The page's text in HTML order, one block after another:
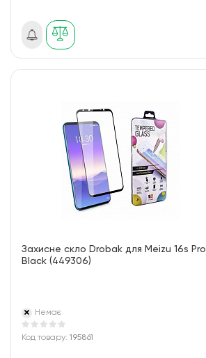
Захисне скло Drobak для Meizu 16s Pro
Black (449306)
Немає
Код товару: 195861